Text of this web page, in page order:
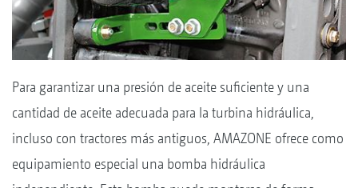
Para garantizar una presión de aceite suficiente y una
cantidad de aceite adecuada para la turbina hidráulica,
incluso con tractores más antiguos, AMAZONE ofrece como
equipamiento especial una bomba hidráulica